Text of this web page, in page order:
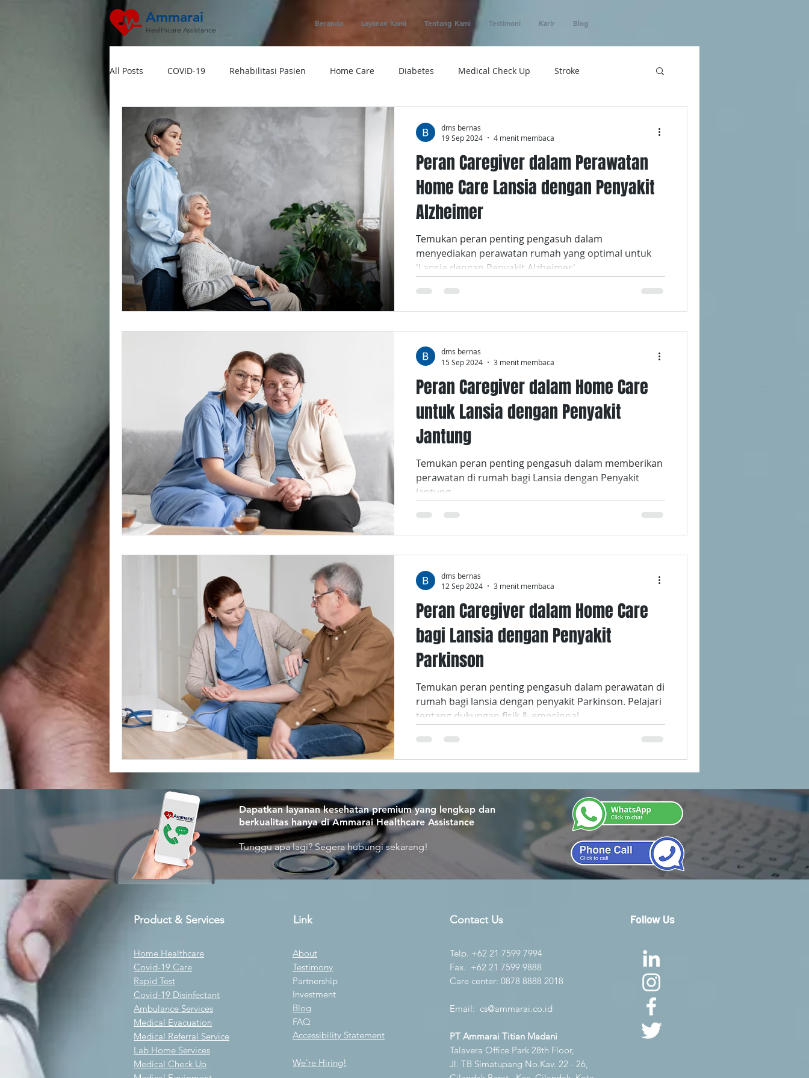
Ammarai
Healthcare Assistance
Beranda Layanan Kami Tentang Kami Testimoni Karir Blog
All Posts COVID-19 Rehabilitasi Pasien Home Care Diabetes Medical Check Up Stroke
Hipertensi Jantung Ambulance Macam-macam Penyakit
Dokter Visit Ke Rumah Home Service Telemedicine Medical Evacuation ICU Home Care
Multivitamin Booster Rumah Sakit Rumah Sakit Tumor
Peran Caregiver dalam Perawatan
Home Care Lansia dengan Penyakit
Alzheimer
Temukan peran penting pengasuh dalam
menyediakan perawatan rumah yang optimal untuk
'Lansia dengan Penyakit Alzheimer'.
dms bernas
19 Sep 2024
4 menit membaca
Peran Caregiver dalam Home Care
untuk Lansia dengan Penyakit
Jantung
Temukan peran penting pengasuh dalam memberikan
perawatan di rumah bagi Lansia dengan Penyakit
Jantung.
dms bernas
15 Sep 2024
3 menit membaca
Peran Caregiver dalam Home Care
bagi Lansia dengan Penyakit
Parkinson
Temukan peran penting pengasuh dalam perawatan di
rumah bagi lansia dengan penyakit Parkinson. Pelajari
tentang dukungan fisik & emosional.
dms bernas
12 Sep 2024
3 menit membaca
Dapatkan layanan kesehatan premium yang lengkap dan
berkualitas hanya di Ammarai Healthcare Assistance
Tunggu apa lagi? Segera hubungi sekarang!
Product & Services
Home Healthcare
Covid-19 Care
Rapid Test
Covid-19 Disinfectant
Ambulance Services
Medical Evacuation
Medical Referral Service
Lab Home Services
Medical Check Up
Link
About
Testimony
Partnership
Investment
Blog
FAQ
Accessibility Statement
We're Hiring!
Contact Us
Telp. +62 21 7599 7994
Fax. +62 21 7599 9888
Care center: 0878 8888 2018
Email: cs@ammarai.co.id
PT Ammarai Titian Madani
Talavera Office Park 28th Floor,
Jl. TB Simatupang No.Kav. 22 - 26,
Follow Us